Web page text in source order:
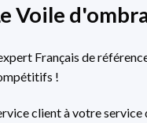
Voile
Français de
!
client à votre service